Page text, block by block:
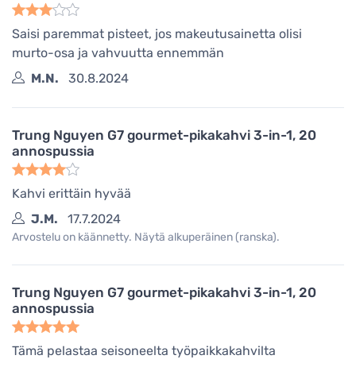
Saisi paremmat pisteet, jos makeutusainetta olisi
murto-osa ja vahvuutta ennemmän
M.N.
30.8.2024
Trung Nguyen G7 gourmet-pikakahvi 3-in-1, 20
annospussia
Kahvi erittäin hyvää
J.M.
17.7.2024
Arvostelu on käännetty. Näytä alkuperäinen (ranska).
Trung Nguyen G7 gourmet-pikakahvi 3-in-1, 20
annospussia
Tämä pelastaa seisoneelta työpaikkakahvilta